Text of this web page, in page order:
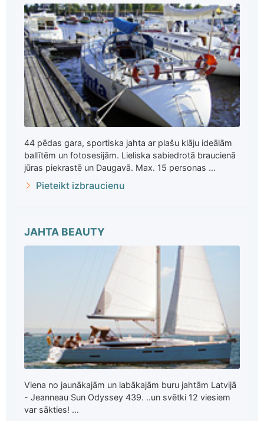
44 pēdas gara, sportiska jahta ar plašu klāju ideālām
ballītēm un fotosesijām. Lieliska sabiedrotā braucienā
jūras piekrastē un Daugavā. Max. 15 personas ...
Pieteikt izbraucienu
JAHTA BEAUTY
Viena no jaunākajām un labākajām buru jahtām Latvijā
- Jeanneau Sun Odyssey 439. ..un svētki 12 viesiem
var sākties! ...